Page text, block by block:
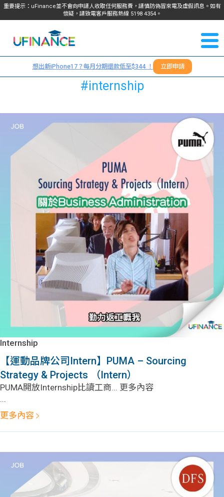
重要提示：uFinance並不會向申請人收取任何服務費，請慎防偽冒來電及虛假訊息。如有
懷疑，請致電客戶服務熱線 5198 4354。
我們
學生
貸款
貸款
計算
機
學生
故事
分享
生學
款
貸款
資訊
Blog
大專
生筍
工推
介
搵工
de
han
ge
常見
問題
學生
福利
uFina
nce
校園
贊助
聯絡
我們
們
＋
4354
想出新iPhone17？每月分期還款低至$344 ！ 立即申請
#internship
Internship
【運動品牌公司Intern】PUMA – Sourcing
Strategy & Projects （Intern）
PUMA開放Internship比讀工商... 更多內容
...
更多內容